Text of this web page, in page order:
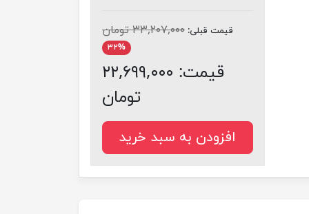
قیمت قبلی: ۳۳,۲۰۷,۰۰۰ تومان
۳۲%
قیمت: ۲۲,۶۹۹,۰۰۰
تومان
افزودن به سبد خرید